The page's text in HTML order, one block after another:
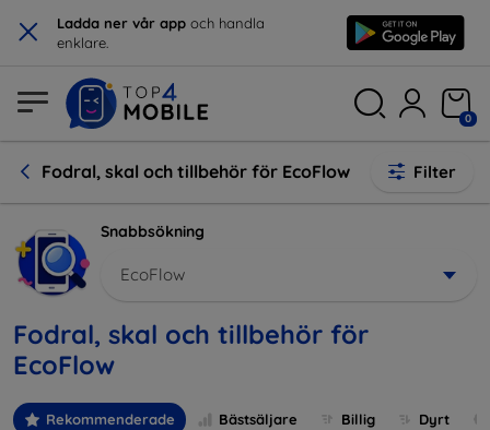
× Ladda ner vår app och handla
enklare.
0
Fodral, skal och tillbehör för EcoFlow Filter
Snabbsökning
EcoFlow
Fodral, skal och tillbehör för
EcoFlow
Rekommenderade Bästsäljare Billig Dyrt